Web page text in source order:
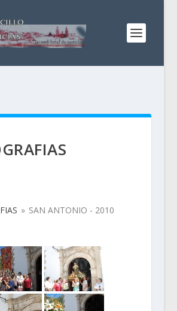
» SAN ANTONIO - 2010